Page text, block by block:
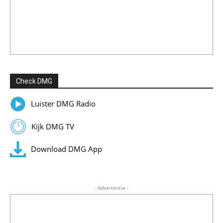
Check DMG
Luister DMG Radio
Kijk DMG TV
Download DMG App
- Advertentie -